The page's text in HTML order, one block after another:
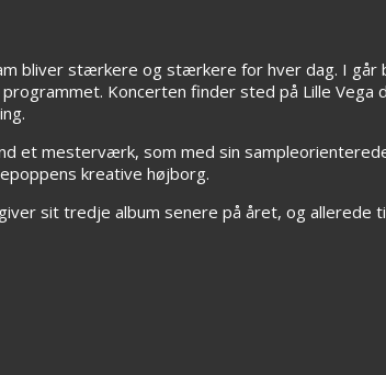
bliver stærkere og stærkere for hver dag. I går
Koncerten finder sted på Lille Vega
et mesterværk, som med sin
kreative højborg.
sit tredje album senere på året, og